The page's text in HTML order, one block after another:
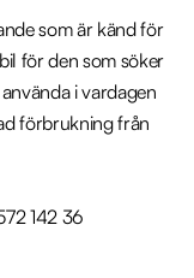
som är känd för
för den som söker
i vardagen
förbrukning från
142 36